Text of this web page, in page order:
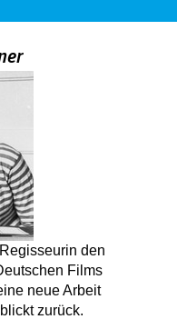
den
Films
neue Arbeit
zurück.